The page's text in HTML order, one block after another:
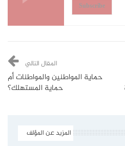
Subscribe
المقال التالي
حماية المواطنين والمواطنات أم
حماية المستهلك؟
المزيد عن المؤلف